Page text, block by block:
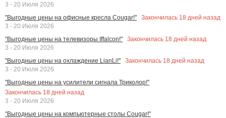
3 - 20 Июля 2026
"Выгодные цены на офисные кресла Cougar!"
Закончилась 18 дней назад
3 - 20 Июля 2026
"Выгодные цены на телевизоры Iffalcon!"
Закончилась 18 дней назад
3 - 20 Июля 2026
"Выгодные цены на охлаждение LianLi!"
Закончилась 18 дней назад
3 - 20 Июля 2026
"Выгодные цены на усилители сигнала Триколор!"
Закончилась 18 дней назад
3 - 20 Июля 2026
"Выгодные цены на компьютерные столы Cougar!"